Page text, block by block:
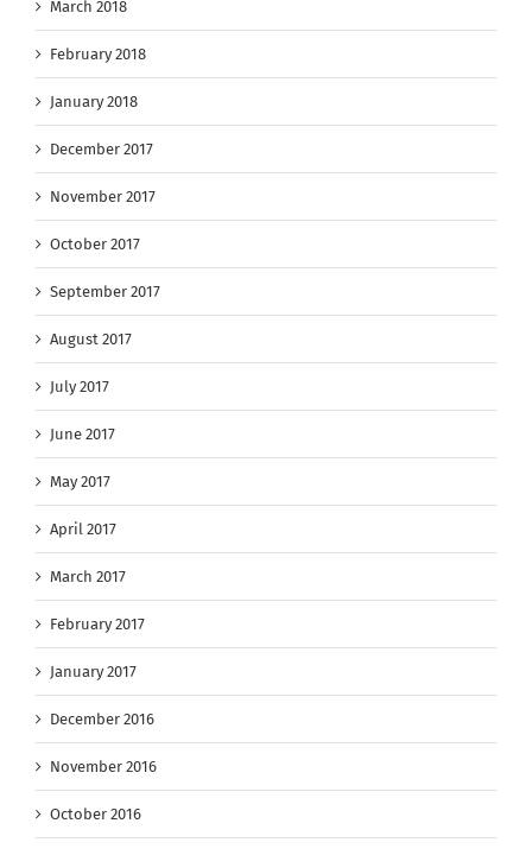
March 2018
February 2018
January 2018
December 2017
November 2017
October 2017
September 2017
August 2017
July 2017
June 2017
May 2017
April 2017
March 2017
February 2017
January 2017
December 2016
November 2016
October 2016